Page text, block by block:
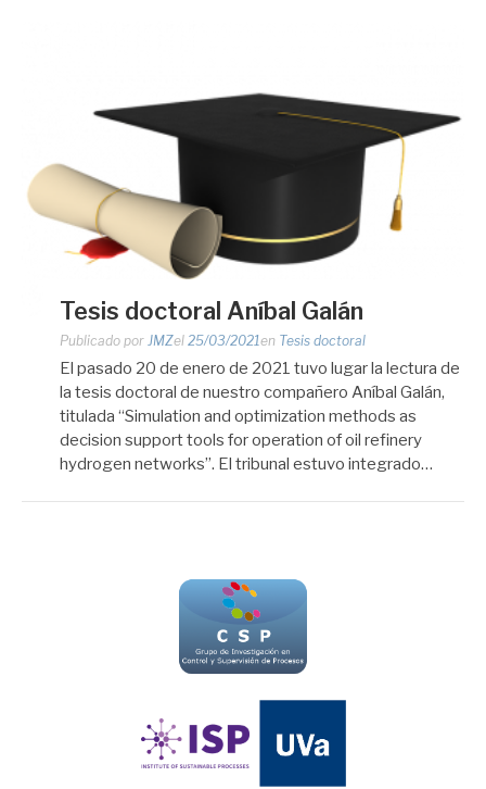
Tesis doctoral Aníbal Galán
Publicado por JMZel 25/03/2021en Tesis doctoral
El pasado 20 de enero de 2021 tuvo lugar la lectura de
la tesis doctoral de nuestro compañero Aníbal Galán,
titulada “Simulation and optimization methods as
decision support tools for operation of oil refinery
hydrogen networks”. El tribunal estuvo integrado…